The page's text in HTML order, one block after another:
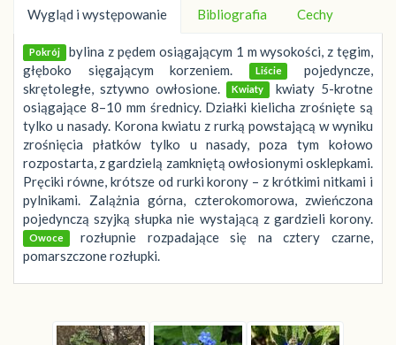
Wygląd i występowanie Bibliografia Cechy
Pokrój bylina z pędem osiągającym 1 m wysokości, z tęgim,
głęboko sięgającym korzeniem.
Liście
pojedyncze,
skrętoległe, sztywno owłosione.
Kwiaty
kwiaty 5-krotne
osiągające 8–10 mm średnicy. Działki kielicha zrośnięte są
tylko u nasady. Korona kwiatu z rurką powstającą w wyniku
zrośnięcia płatków tylko u nasady, poza tym kołowo
rozpostarta, z gardzielą zamkniętą owłosionymi osklepkami.
Pręciki równe, krótsze od rurki korony – z krótkimi nitkami i
pylnikami. Zalążnia górna, czterokomorowa, zwieńczona
pojedynczą szyjką słupka nie wystającą z gardzieli korony.
Owoce rozłupnie rozpadające się na cztery czarne,
pomarszczone rozłupki.